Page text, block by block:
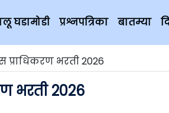
घडामोडी प्रश्नपत्रिका बातम्या
प्राधिकरण भरती 2026
भरती 2026